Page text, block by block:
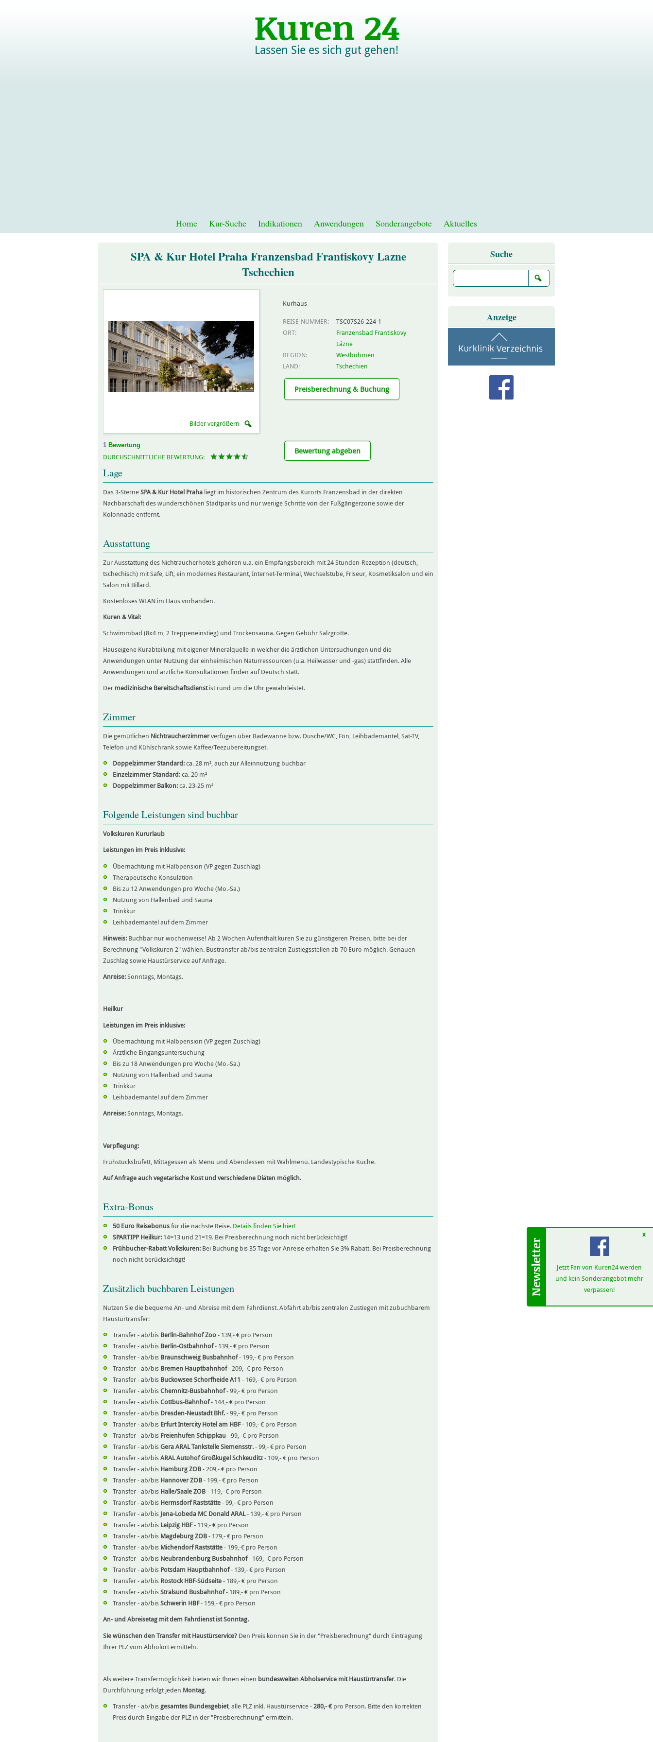
Lassen Sie es sich gut gehen!
Home Kur-Suche Indikationen Anwendungen Sonderangebote Aktuelles
SPA & Kur Hotel Praha Franzensbad Frantiskovy Lazne
Tschechien
Bilder vergrößern
Kurhaus
REISE-NUMMER:
TSC07S26-224-1
ORT:
Franzensbad Frantiskovy
Lázne
REGION:
Westböhmen
LAND:
Tschechien
Preisberechnung & Buchung
1 Bewertung
DURCHSCHNITTLICHE BEWERTUNG:
Bewertung abgeben
Lage
Das 3-SterneSPA & Kur Hotel Praha liegt im historischen Zentrum des Kurorts Franzensbad in der direkten
Nachbarschaft des wunderschönen Stadtparks und nur wenige Schritte von der Fußgängerzone sowie der
Kolonnade entfernt.
Ausstattung
Zur Ausstattung des Nichtraucherhotels gehören u.a. ein Empfangsbereich mit 24 Stunden-Rezeption (deutsch,
tschechisch) mit Safe, Lift, ein modernes Restaurant, Internet-Terminal, Wechselstube, Friseur, Kosmetiksalon und ein
Salon mit Billard.
Kostenloses WLAN im Haus vorhanden.
Kuren & Vital:
Schwimmbad (8x4 m, 2 Treppeneinstieg) und Trockensauna. Gegen Gebühr Salzgrotte.
Hauseigene Kurabteilung mit eigener Mineralquelle in welcher die ärztlichen Untersuchungen und die
Anwendungen unter Nutzung der einheimischen Naturressourcen (u.a. Heilwasser und -gas) stattfinden. Alle
Anwendungen und ärztliche Konsultationen finden auf Deutsch statt.
Der medizinische Bereitschaftsdienstist rund um die Uhr gewährleistet.
Zimmer
Die gemütlichen Nichtraucherzimmerverfügen über Badewanne bzw. Dusche/WC, Fön, Leihbademantel, Sat-TV,
Telefon und Kühlschrank sowie Kaffee/Teezubereitungset.
Doppelzimmer Standard:ca. 28 m², auch zur Alleinnutzung buchbar
Einzelzimmer Standard:ca. 20 m²
Doppelzimmer Balkon:ca. 23-25 m²
Folgende Leistungen sind buchbar
Volkskuren Kururlaub
Leistungen im Preis inklusive:
Übernachtung mit Halbpension (VP gegen Zuschlag)
Therapeutische Konsulation
Bis zu 12 Anwendungen pro Woche (Mo.-Sa.)
Nutzung von Hallenbad und Sauna
Trinkkur
Leihbademantel auf dem Zimmer
Hinweis: Buchbar nur wochenweise! Ab 2 Wochen Aufenthalt kuren Sie zu günstigeren Preisen, bitte bei der
Berechnung "Volkskuren 2" wählen. Bustransfer ab/bis zentralen Zustiegsstellen ab 70 Euro möglich. Genauen
Zuschlag sowie Haustürservice auf Anfrage.
Anreise:Sonntags, Montags.
Heilkur
Leistungen im Preis inklusive:
Übernachtung mit Halbpension (VP gegen Zuschlag)
Ärztliche Eingangsuntersuchung
Bis zu 18 Anwendungen pro Woche (Mo.-Sa.)
Nutzung von Hallenbad und Sauna
Trinkkur
Leihbademantel auf dem Zimmer
Anreise:Sonntags, Montags.
Verpflegung:
Frühstücksbüfett, Mittagessen als Menü und Abendessen mit Wahlmenü. Landestypische Küche.
Auf Anfrage auch vegetarische Kost und verschiedene Diäten möglich.
Extra-Bonus
50 Euro Reisebonusfür die nächste Reise. Details finden Sie hier!
SPARTIPP Heilkur: 14=13 und 21=19. Bei Preisberechnung noch nicht berücksichtigt!
Frühbucher-Rabatt Volkskuren: Bei Buchung bis 35 Tage vor Anreise erhalten Sie 3% Rabatt. Bei Preisberechnung
noch nicht berücksichtigt!
Zusätzlich buchbaren Leistungen
Nutzen Sie die bequeme An- und Abreise mit dem Fahrdienst. Abfahrt ab/bis zentralen Zustiegen mit zubuchbarem
Haustürtransfer:
Transfer - ab/bis Berlin-Bahnhof Zoo- 139,- € pro Person
Transfer - ab/bis Berlin-Ostbahnhof- 139,- € pro Person
Transfer - ab/bis Braunschweig Busbahnhof- 199,- € pro Person
Transfer - ab/bis Bremen Hauptbahnhof- 209,- € pro Person
Transfer - ab/bis Buckowsee Schorfheide A11 - 169,- € pro Person
Transfer - ab/bisChemnitz-Busbahnhof- 99,- € pro Person
Transfer - ab/bisCottbus-Bahnhof- 144,- € pro Person
Transfer - ab/bis Dresden-Neustadt Bhf.- 99,- € pro Person
Transfer - ab/bis Erfurt Intercity Hotel am HBF- 109,- € pro Person
Transfer - ab/bis Freienhufen Schippkau - 99,- € pro Person
Transfer - ab/bisGera ARAL Tankstelle Siemensstr.- 99,- € pro Person
Transfer - ab/bisARAL Autohof Großkugel Schkeuditz- 109,- € pro Person
Transfer - ab/bis Hamburg ZOB- 209,- € pro Person
Transfer - ab/bis Hannover ZOB- 199,- € pro Person
Transfer - ab/bis Halle/Saale ZOB- 119,- € pro Person
Transfer - ab/bis Hermsdorf Raststätte- 99,- € pro Person
Transfer - ab/bis Jena-Lobeda MC Donald ARAL- 139,- € pro Person
Transfer - ab/bis Leipzig HBF- 119,- € pro Person
Transfer - ab/bis Magdeburg ZOB- 179,- € pro Person
Transfer - ab/bis Michendorf Raststätte- 199,-€ pro Person
Transfer - ab/bis Neubrandenburg Busbahnhof- 169,- € pro Person
Transfer - ab/bis Potsdam Hauptbahnhof- 139,- € pro Person
Transfer - ab/bis Rostock HBF-Südseite- 189,- € pro Person
Transfer - ab/bisStralsund Busbahnhof- 189,- € pro Person
Transfer - ab/bisSchwerin HBF- 159,- € pro Person
An- und Abreisetag mit dem Fahrdienst ist Sonntag.
Sie wünschen den Transfer mit Haustürservice? Den Preis können Sie in der "Preisberechnung" durch Eintragung
Ihrer PLZ vom Abholort ermitteln.
Als weitere Transfermöglichkeit bieten wir Ihnen einen bundesweiten Abholservice mit Haustürtransfer. Die
Durchführung erfolgt jeden Montag.
Transfer - ab/bisgesamtes Bundesgebiet, alle PLZ inkl. Haustürservice -280,- €pro Person. Bitte den korrekten
Preis durch Eingabe der PLZ in der "Preisberechnung" ermitteln.
Suche
Anzeige
Jetzt Fan von Kuren24 werden
und kein Sonderangebot mehr
verpassen!
x